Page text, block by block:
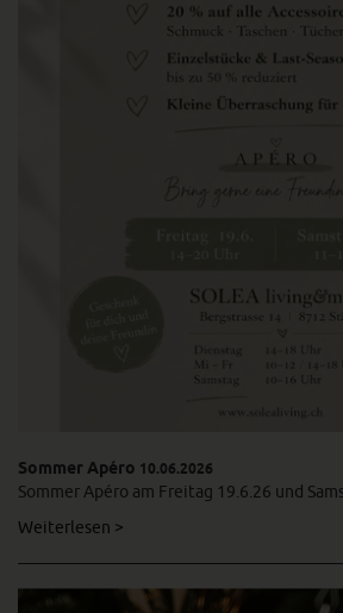
Sommer Apéro 10.06.2026
Sommer Apéro am Freitag 19.6.26 und
Weiterlesen >